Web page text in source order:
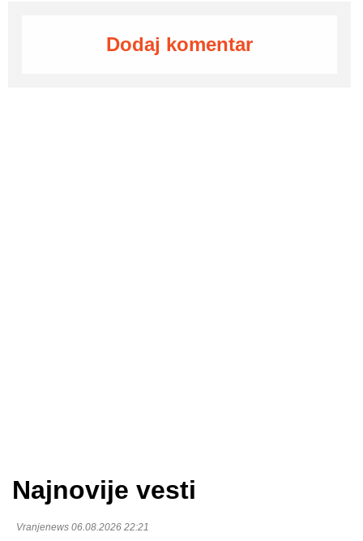
Dodaj komentar
Najnovije vesti
Vranjenews 06.08.2026 22:21